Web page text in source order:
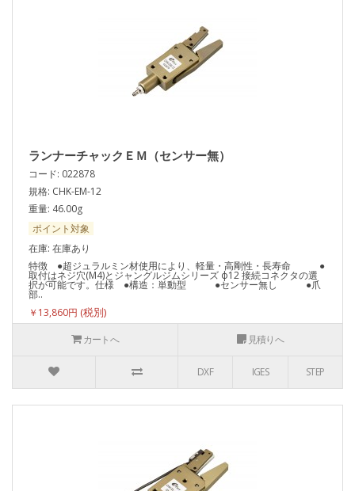
ランナーチャックＥＭ（センサー無）
コード: 022878
規格: CHK-EM-12
重量: 46.00g
ポイント対象
在庫: 在庫あり
特徴 ●超ジュラルミン材使用により、軽量・高剛性・長寿命 ●
取付はネジ穴(M4)とジャングルジムシリーズ ф12 接続コネクタの選
択が可能です。仕様 ●構造：単動型 ●センサー無し ●爪
部..
￥13,860円
カートへ
見積りへ
DXF IGES STEP